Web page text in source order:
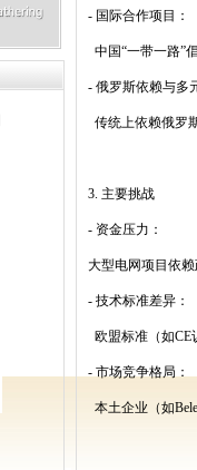
- 国际合作项目：
中国“一带一路”
- 俄罗斯依赖与多
传统上依赖俄罗
3. 主要挑战
- 资金压力：
大型电网项目依
- 技术标准差异：
欧盟标准（如CE
- 市场竞争格局：
本土企业（如